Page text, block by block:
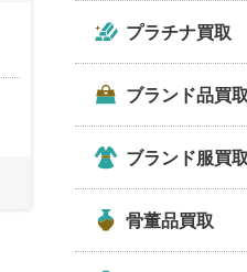
プラチナ買取
ブランド品買取
ブランド服買取
骨董品買取